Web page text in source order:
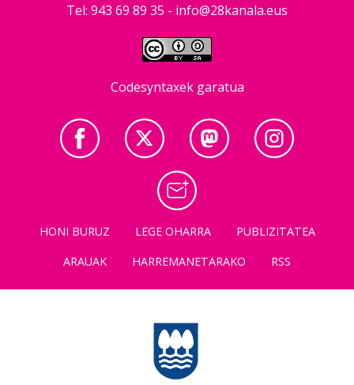
Tel: 943 69 89 35 - info@28kanala.eus
Codesyntaxek garatua
HONI BURUZ LEGE OHARRA
PUBLIZITATEA
ARAUAK
HARREMANETARAKO RSS